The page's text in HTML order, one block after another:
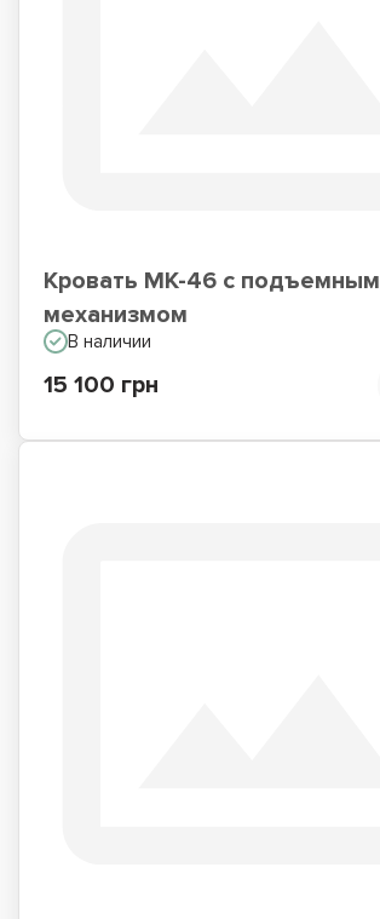
Кровать МК-46 с подъемным
механизмом
В наличии
15 100 грн